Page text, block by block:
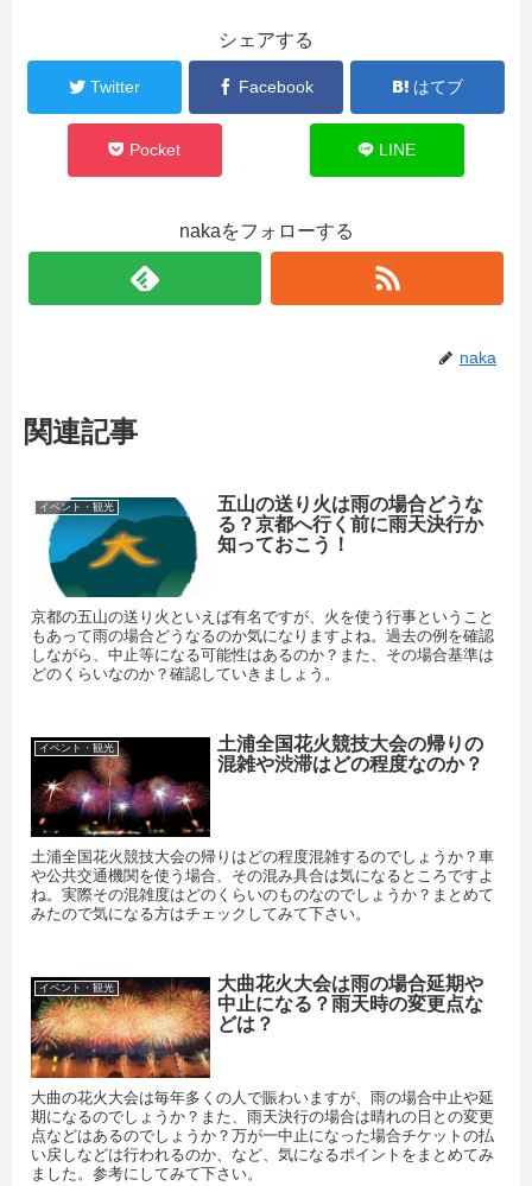
シェアする
Twitter Facebook はてブ
Pocket LINE
nakaをフォローする
naka
関連記事
イベント・観光
五山の送り火は雨の場合どうな
る？京都へ行く前に雨天決行か
知っておこう！
京都の五山の送り火といえば有名ですが、火を使う行事ということ
もあって雨の場合どうなるのか気になりますよね。過去の例を確認
しながら、中止等になる可能性はあるのか？また、その場合基準は
どのくらいなのか？確認していきましょう。
イベント・観光
土浦全国花火競技大会の帰りの
混雑や渋滞はどの程度なのか？
土浦全国花火競技大会の帰りはどの程度混雑するのでしょうか？車
や公共交通機関を使う場合、その混み具合は気になるところですよ
ね。実際その混雑度はどのくらいのものなのでしょうか？まとめて
みたので気になる方はチェックしてみて下さい。
イベント・観光
大曲花火大会は雨の場合延期や
中止になる？雨天時の変更点な
どは？
大曲の花火大会は毎年多くの人で賑わいますが、雨の場合中止や延
期になるのでしょうか？また、雨天決行の場合は晴れの日との変更
点などはあるのでしょうか？万が一中止になった場合チケットの払
い戻しなどは行われるのか、など、気になるポイントをまとめてみ
ました。参考にしてみて下さい。